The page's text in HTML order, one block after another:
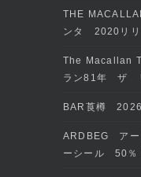
THE
ンタ 2020リ
The Macallan
ラン81年 ザ
BAR莨樽
ARDBEG ア
ーシール 50％